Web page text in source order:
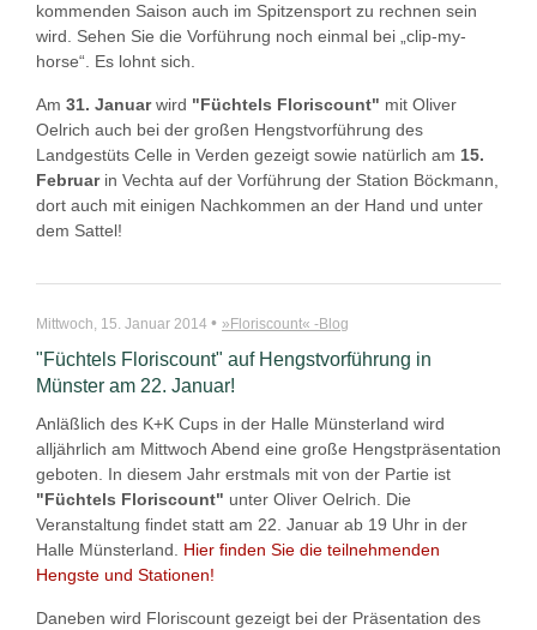
kommenden Saison auch im Spitzensport zu rechnen sein
wird. Sehen Sie die Vorführung noch einmal bei „clip-my-
horse“. Es lohnt sich.
Am 31. Januarwird "Füchtels Floriscount" mit Oliver
Oelrich auch bei der großen Hengstvorführung des
Landgestüts Celle in Verden gezeigt sowie natürlich am 15.
Februarin Vechta auf der Vorführung der Station Böckmann,
dort auch mit einigen Nachkommen an der Hand und unter
dem Sattel!
Mittwoch, 15. Januar 2014 • »Floriscount« -Blog
"Füchtels Floriscount" auf Hengstvorführung in
Münster am 22. Januar!
Anläßlich des K+K Cups in der Halle Münsterland wird
alljährlich am Mittwoch Abend eine große Hengstpräsentation
geboten. In diesem Jahr erstmals mit von der Partie ist
"Füchtels Floriscount" unter Oliver Oelrich. Die
Veranstaltung findet statt am 22. Januar ab 19 Uhr in der
Halle Münsterland. Hier finden Sie die teilnehmenden
Hengste und Stationen!
Daneben wird Floriscount gezeigt bei der Präsentation des